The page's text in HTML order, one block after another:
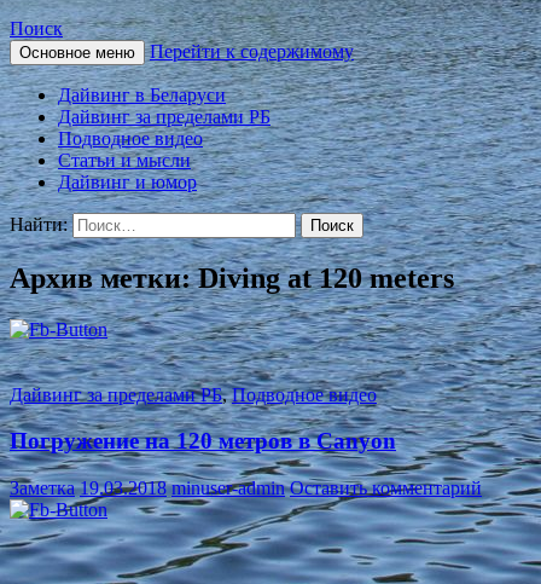
Поиск
Основное меню Перейти к содержимому
Дайвинг в Беларуси
Дайвинг за пределами РБ
Подводное видео
Статьи и мысли
Дайвинг и юмор
Найти:
Архив метки: Diving at 120 meters
Дайвинг за пределами РБ,Подводное видео
Погружение на 120 метров в Canyon
Заметка 19.03.2018 minuser-admin Оставить комментарий